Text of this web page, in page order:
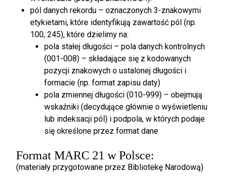
pól danych rekordu – oznaczonych 3-znakowymi
etykietami, które identyfikują zawartość pól (np.
100, 245), które dzielimy na:
pola stałej długości – pola danych kontrolnych
(001-008) – składające się z kodowanych
pozycji znakowych o ustalonej długości i
formacie (np. format zapisu daty)
pola zmiennej długości (010-999) – obejmują
wskaźniki (decydujące głównie o wyświetleniu
lub indeksacji pól) i podpola, w których podaje
się określone przez format dane
Format MARC 21 w Polsce:
(materiały przygotowane przez Bibliotekę Narodową)